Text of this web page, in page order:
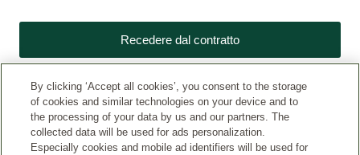
Recedere dal contratto
By clicking ‘Accept all cookies’, you consent to the storage
of cookies and similar technologies on your device and to
the processing of your data by us and our partners. The
collected data will be used for ads personalization.
Especially cookies and mobile ad identifiers will be used for